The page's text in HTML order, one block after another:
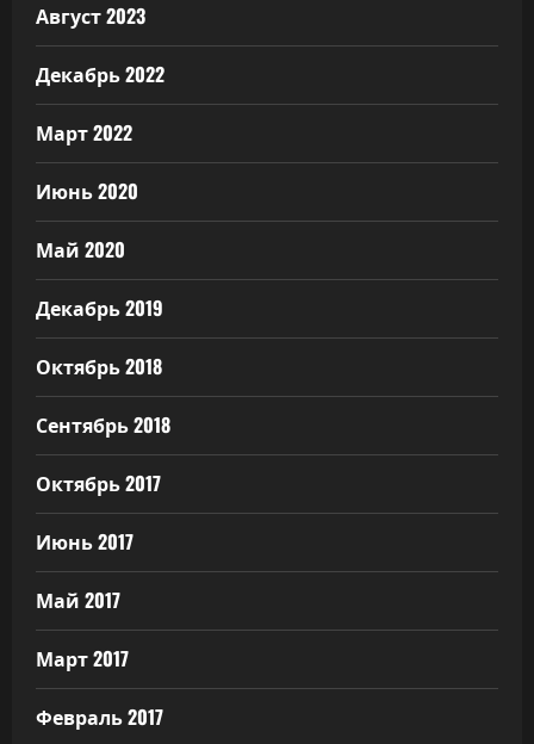
Август 2023
Декабрь 2022
Март 2022
Июнь 2020
Май 2020
Декабрь 2019
Октябрь 2018
Сентябрь 2018
Октябрь 2017
Июнь 2017
Май 2017
Март 2017
Февраль 2017